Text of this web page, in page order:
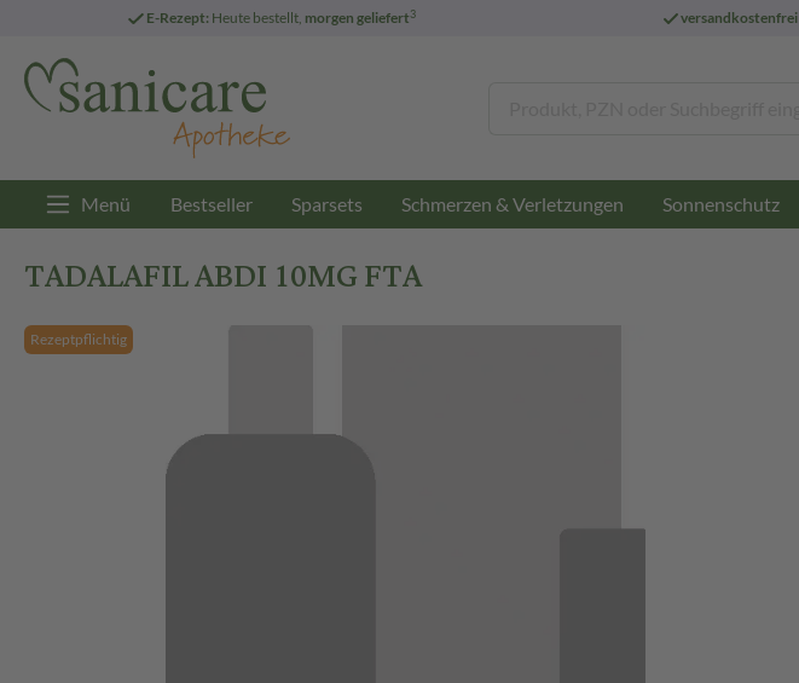
E-Rezept: Heute bestellt, morgen geliefert3 versandkostenfrei
Menü Bestseller Sparsets Schmerzen & Verletzungen Sonnenschutz
TADALAFIL ABDI 10MG FTA
Rezeptpflichtig